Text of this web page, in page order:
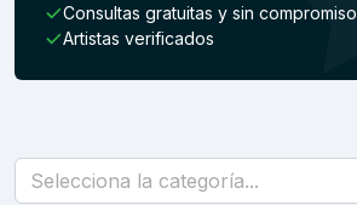
Consultas gratuitas y sin compromiso
Artistas verificados
Selecciona la categoría...